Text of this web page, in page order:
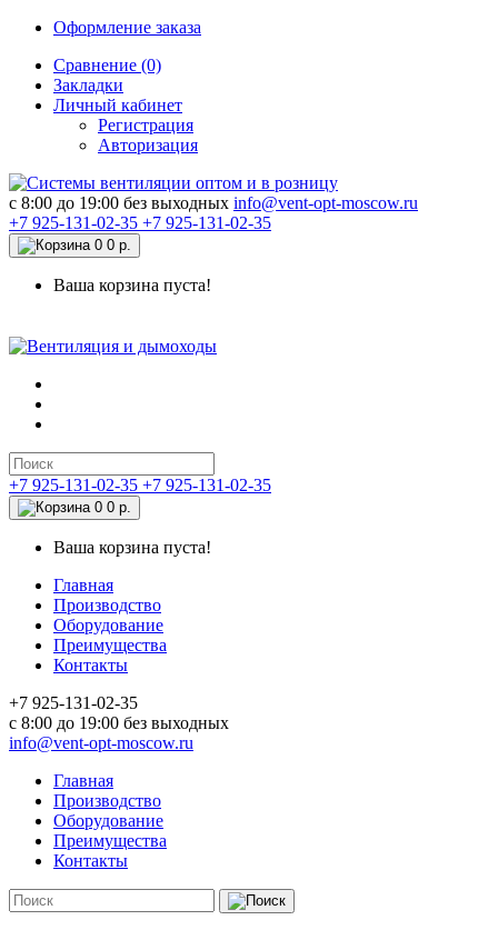
Оформление заказа
Сравнение (0)
Закладки
Личный кабинет
Регистрация
Авторизация
c 8:00 до 19:00 без выходных info@vent-opt-moscow.ru
+7 925-131-02-35 +7 925-131-02-35
0 0 р.
Ваша корзина пуста!
+7 925-131-02-35 +7 925-131-02-35
0 0 р.
Ваша корзина пуста!
Главная
Производство
Оборудование
Преимущества
Контакты
+7 925-131-02-35
c 8:00 до 19:00 без выходных
info@vent-opt-moscow.ru
Главная
Производство
Оборудование
Преимущества
Контакты